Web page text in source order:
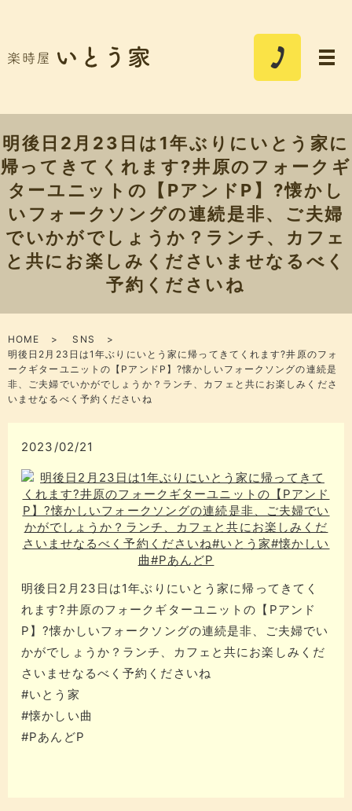
明後日2月23日は1年ぶりにいとう家に
帰ってきてくれます?井原のフォークギ
ターユニットの【PアンドP】?懐かし
いフォークソングの連続是非、ご夫婦
でいかがでしょうか？ランチ、カフェ
と共にお楽しみくださいませなるべく
予約くださいね
HOME
SNS
明後日2月23日は1年ぶりにいとう家に帰ってきてくれます?井原のフォ
ークギターユニットの【PアンドP】?懐かしいフォークソングの連続是
非、ご夫婦でいかがでしょうか？ランチ、カフェと共にお楽しみくださ
いませなるべく予約くださいね
2023/02/21
明後日2月23日は1年ぶりにいとう家に帰ってきてく
れます?井原のフォークギターユニットの【Pアンド
P】?懐かしいフォークソングの連続是非、ご夫婦でい
かがでしょうか？ランチ、カフェと共にお楽しみくだ
さいませなるべく予約くださいね
#いとう家
#懐かしい曲
#PあんどP